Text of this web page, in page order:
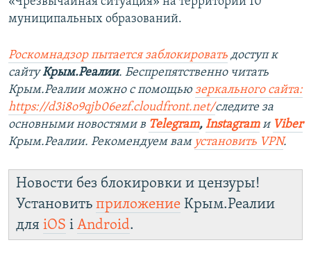
муниципальных образований.
Роскомнадзор пытается заблокировать доступ к
сайтуКрым.Реалии. Беспрепятственно читать
Крым.Реалии можно с помощью зеркального сайта:
https://d3i8o9qjb06ezf.cloudfront.net/следите за
основными новостями в Telegram, Instagram и Viber
Крым.Реалии. Рекомендуем вам установить VPN.
Новости без блокировки и цензуры!
Установить приложение Крым.Реалии
для iOS і Android.